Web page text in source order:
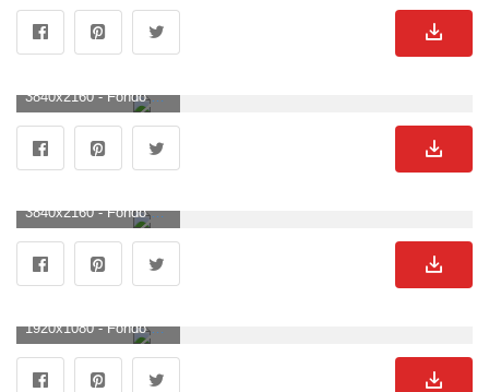
3840x2160 - Fondo de pantalla de 3840x2160. Fondo de pantalla 4K Ultra HD de Nissan.
3840x2160 - Fondo de pantalla de 3840x2160. Fondo de pantalla 4K Ultra HD de Nissan.
1920x1080 - Fondo de pantalla de 1920x1080. Imágen HD 1080p de Nissan.